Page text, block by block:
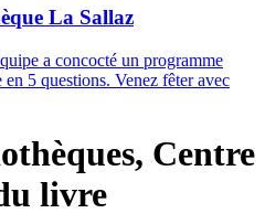
La Sallaz
a concocté un programme
5 questions. Venez fêter avec
Centre
livre